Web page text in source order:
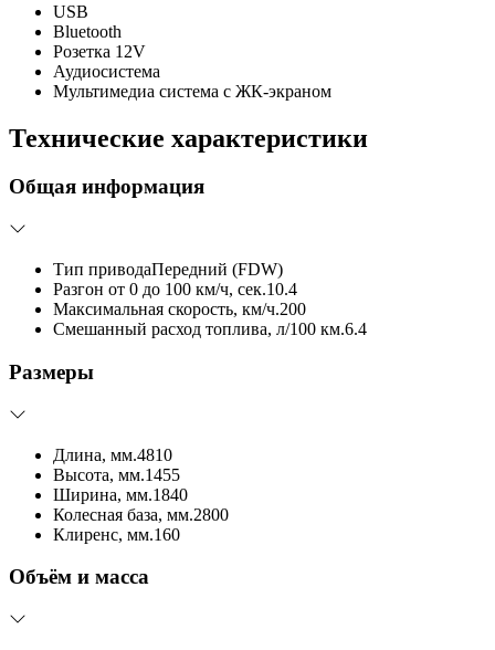
USB
Bluetooth
Розетка 12V
Аудиосистема
Мультимедиа система с ЖК-экраном
Технические характеристики
Общая информация
Тип приводаПередний (FDW)
Разгон от 0 до 100 км/ч, сек.10.4
Максимальная скорость, км/ч.200
Смешанный расход топлива, л/100 км.6.4
Размеры
Длина, мм.4810
Высота, мм.1455
Ширина, мм.1840
Колесная база, мм.2800
Клиренс, мм.160
Объём и масса